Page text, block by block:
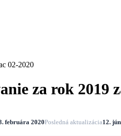
02-2020
za rok 2019
februára 2020Posledná aktualizácia12.